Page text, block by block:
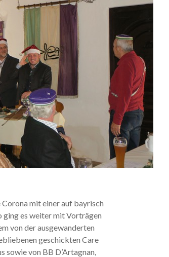
Corona mit einer auf bayrisch
ging es weiter mit Vorträgen
von der ausgewanderten
geschickten Care
sowie von BB D’Artagnan,